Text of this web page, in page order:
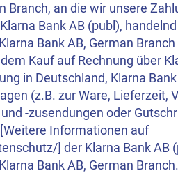
Branch, an die wir unsere
Bank AB (publ),
Bank AB, German
Kauf auf Rechnung über
in Deutschland, Klarna
(z.B. zur Ware, Lieferzeit,
-zusendungen oder
Informationen auf
] der Klarna Bank AB
Bank AB, German Branch.